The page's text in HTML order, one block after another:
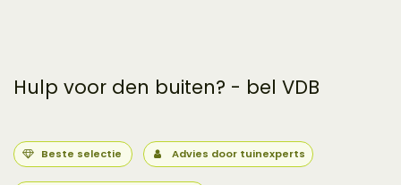
Hulp voor den buiten? - bel VDB
Beste selectie Advies door tuinexperts